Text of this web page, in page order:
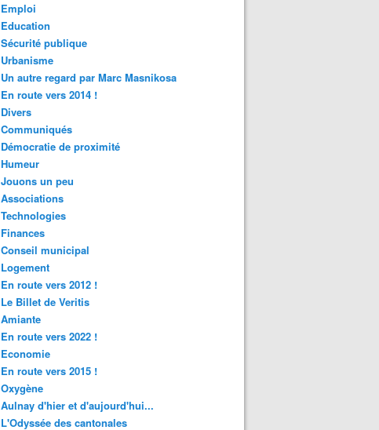
Emploi
Education
Sécurité publique
Urbanisme
Un autre regard par Marc Masnikosa
En route vers 2014 !
Divers
Communiqués
Démocratie de proximité
Humeur
Jouons un peu
Associations
Technologies
Finances
Conseil municipal
Logement
En route vers 2012 !
Le Billet de Veritis
Amiante
En route vers 2022 !
Economie
En route vers 2015 !
Oxygène
Aulnay d'hier et d'aujourd'hui...
L'Odyssée des cantonales